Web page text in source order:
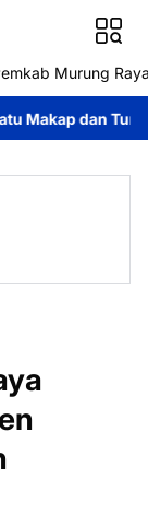
Murung
Tumbang